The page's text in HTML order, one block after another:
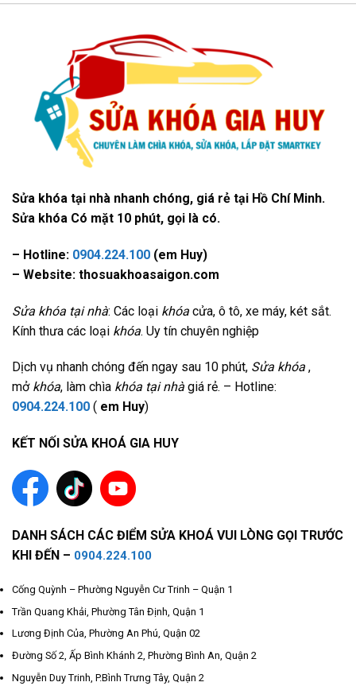
Sửa khóa tại nhà nhanh chóng, giá rẻ tại Hồ Chí Minh.
Sửa khóa Có mặt 10 phút, gọi là có.
– Hotline: 0904.224.100 (em Huy)
– Website: thosuakhoasaigon.com
Sửa khóa tại nhà: Các loại khóa cửa, ô tô, xe máy, két sắt.
Kính thưa các loại khóa. Uy tín chuyên nghiệp
Dịch vụ nhanh chóng đến ngay sau 10 phút, Sửa khóa ,
mở khóa, làm chìa khóa tại nhà giá rẻ. – Hotline:
0904.224.100 ( em Huy)
KẾT NỐI SỬA KHOÁ GIA HUY
DANH SÁCH CÁC ĐIỂM SỬA KHOÁ VUI LÒNG GỌI TRƯỚC
KHI ĐẾN – 0904.224.100
Cống Quỳnh – Phường Nguyễn Cư Trinh – Quận 1
Trần Quang Khải, Phường Tân Định, Quận 1
Lương Định Của, Phường An Phú, Quận 02
Đường Số 2, Ấp Bình Khánh 2, Phường Bình An, Quận 2
Nguyễn Duy Trinh, P.Bình Trưng Tây, Quận 2